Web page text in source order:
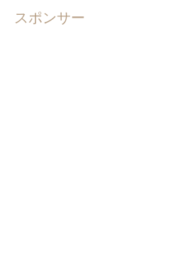
スポンサー